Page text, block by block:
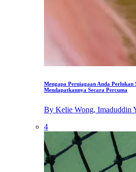
Mengapa Perniagaan Anda Perlukan
Mendapatkannya Secara Percuma
By Kelie Wong, Imaduddin
4